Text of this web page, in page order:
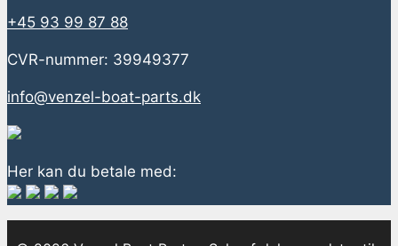
+45 93 99 87 88
CVR-nummer: 39949377
info@venzel-boat-parts.dk
Her kan du betale med: